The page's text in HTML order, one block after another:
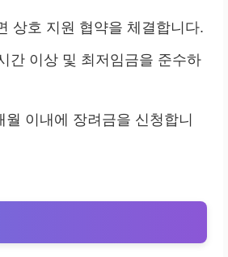
상호 지원 협약을 체결합니다.
이상 및 최저임금을 준수하
이내에 장려금을 신청합니